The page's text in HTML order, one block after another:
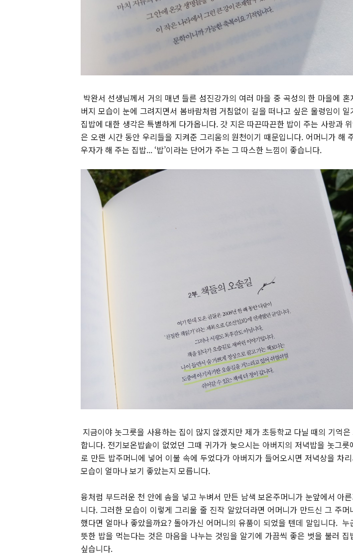
박완서 선생님께서 거의 매년 들른 섬진강가의 여러 마을 중 곡성의 한 마을에
버지 모습이 눈에 그려지면서 봄바람처럼 거침없이 길을 떠나고 싶은 울렁임이
집밥에 대한 생각은 특별하게 다가옵니다. 갓 지은 따끈따끈한 밥이 주는 사랑과
은 오랜 시간 동안 우리들을 지켜준 그리움의 원천이기 때문입니다. 어머니가 해
우자가 해 주는 집밥... ‘밥’이라는 단어가 주는 그 따스한 느낌이 좋습니다.
지금이야 놋그릇을 사용하는 집이 많지 않겠지만 제가 초등학교 다닐 때의 기억은
합니다. 전기보온밥솥이 없었던 그때 귀가가 늦으시는 아버지의 저녁밥을 놋그릇
로 만든 밥주머니에 넣어 이불 속에 두었다가 아버지가 들어오시면 저녁상을 차
모습이 얼마나 보기 좋았는지 모릅니다.
융처럼 부드러운 천 안에 솜을 넣고 누벼서 만든 남색 보온주머니가 눈앞에서 아
니다. 그러한 모습이 이렇게 그리울 줄 진작 알았더라면 어머니가 만드신 그 주머
했다면 얼마나 좋았을까요? 돌아가신 어머니의 유품이 되었을 텐데 말입니다. 누
뜻한 밥을 먹는다는 것은 마음을 나누는 것임을 알기에 가끔씩 좋은 벗을 불러 집
싶습니다.